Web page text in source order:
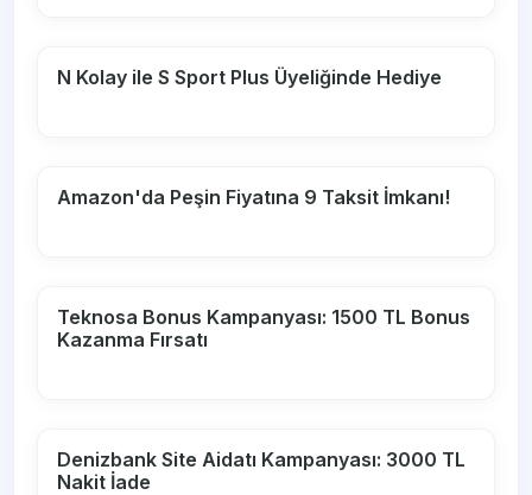
N Kolay ile S Sport Plus Üyeliğinde Hediye
Amazon'da Peşin Fiyatına 9 Taksit İmkanı!
Teknosa Bonus Kampanyası: 1500 TL Bonus
Kazanma Fırsatı
Denizbank Site Aidatı Kampanyası: 3000 TL
Nakit İade